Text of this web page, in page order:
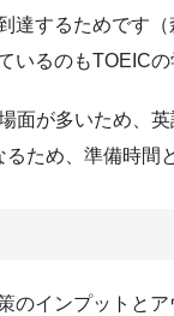
するためです
るのもTOEICの
が多いため、
ため、準備時間
インプットとア